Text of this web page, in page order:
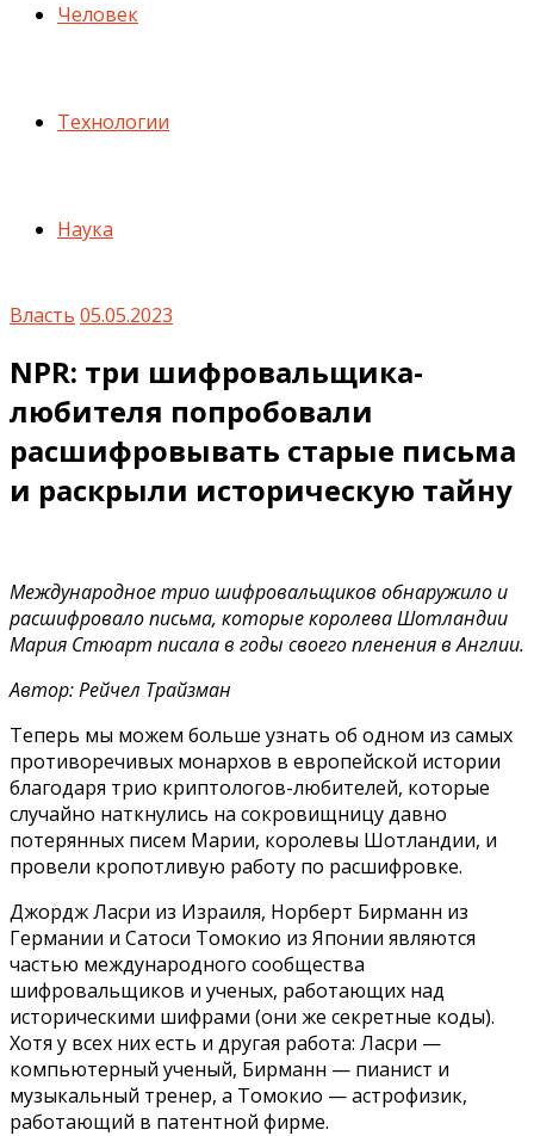
Человек
Технологии
Наука
Власть 05.05.2023
NPR: три шифровальщика-
любителя попробовали
расшифровывать старые письма
и раскрыли историческую тайну
Международное трио шифровальщиков обнаружило и
расшифровало письма, которые королева Шотландии
Мария Стюарт писала в годы своего пленения в Англии.
Автор: Рейчел Трайзман
Теперь мы можем больше узнать об одном из самых
противоречивых монархов в европейской истории
благодаря трио криптологов-любителей, которые
случайно наткнулись на сокровищницу давно
потерянных писем Марии, королевы Шотландии, и
провели кропотливую работу по расшифровке.
Джордж Ласри из Израиля, Норберт Бирманн из
Германии и Сатоси Томокио из Японии являются
частью международного сообщества
шифровальщиков и ученых, работающих над
историческими шифрами (они же секретные коды).
Хотя у всех них есть и другая работа: Ласри —
компьютерный ученый, Бирманн — пианист и
музыкальный тренер, а Томокио — астрофизик,
работающий в патентной фирме.